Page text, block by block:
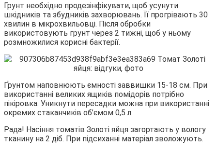
Грунт необхідно продезінфікувати, щоб усунути
шкідників та збудників захворювань. Її прогрівають 30
хвилин в мікрохвильовці. Після обробки
використовують грунт через 2 тижні, щоб у ньому
розмножилися корисні бактерії.
Ґрунтом наповнюють ємності заввишки 15-18 см. При
використанні великих ящиків помідорів потрібно
пікіровка. Уникнути пересадки можна при використанні
окремих стаканчиків об’ємом 0,5 л.
Рада! Насіння томатів Золоті яйця загортають у вологу
тканину на 2 діб. При підсиханні матеріал зволожують.